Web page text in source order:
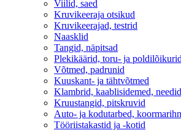
Viilid, saed
Kruvikeeraja otsikud
Kruvikeerajad, testrid
Naasklid
Tangid, näpitsad
Plekikäärid, toru- ja poldilõikurid
Võtmed, padrunid
Kuuskant- ja tähtvõtmed
Klambrid, kaablisidemed, needid
Kruustangid, pitskruvid
Auto- ja kodutarbed,
Tööriistakastid ja -kotid